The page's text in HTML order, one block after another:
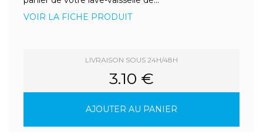
VOIR LA FICHE PRODUIT
LIVRAISON SOUS 24H/48H
3.10 €
AJOUTER AU PANIER